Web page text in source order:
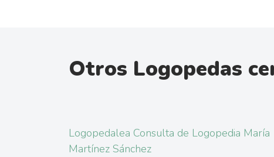
Otros Logopedas
Logopedalea Consulta de Logopedia María
Martínez Sánchez